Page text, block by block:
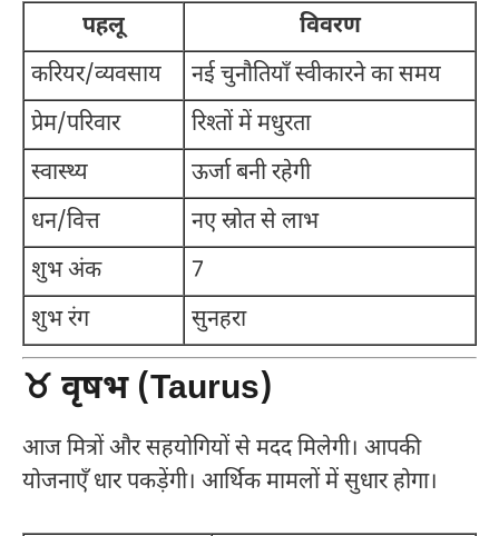
पहलू
विवरण
करियर/व्यवसाय
नई चुनौतियाँ स्वीकारने का समय
प्रेम/परिवार
रिश्तों में मधुरता
स्वास्थ्य
ऊर्जा बनी रहेगी
धन/वित्त
नए स्रोत से लाभ
शुभ अंक
7
शुभ रंग
सुनहरा
♉ वृषभ (Taurus)
आज मित्रों और सहयोगियों से मदद मिलेगी। आपकी
योजनाएँ धार पकड़ेंगी। आर्थिक मामलों में सुधार होगा।